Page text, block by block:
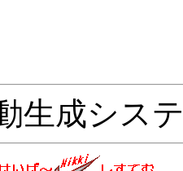
生成シス